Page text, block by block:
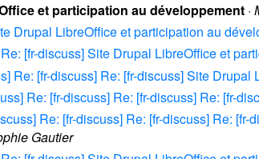
et participation au développement ·
Drupal LibreOffice et participation au
[fr-discuss] Site Drupal LibreOffice et
Re: [fr-discuss] Re: [fr-discuss] Site
Re: [fr-discuss] Re: [fr-discuss] Re: [fr-
Re: [fr-discuss] Re: [fr-discuss] Re:
Gautier